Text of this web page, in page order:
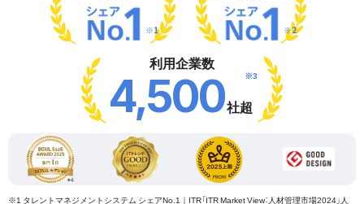
※1 ※2
利用企業数
4,500社超
※3
※1 タレントマネジメントシステム シェアNo.1｜ITR「ITR Market View：人材管理市場2024」人